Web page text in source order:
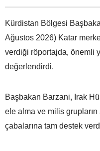
Kürdistan Bölgesi
Ağustos 2026) Katar
verdiği röportajda, önemli
değerlendirdi.
Başbakan Barzani, Irak
ele alma ve milis grupların
çabalarına tam destek